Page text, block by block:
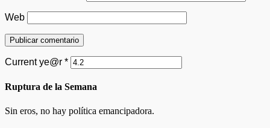
Web
Current ye@r *
Ruptura de la Semana
Sin eros, no hay política emancipadora.